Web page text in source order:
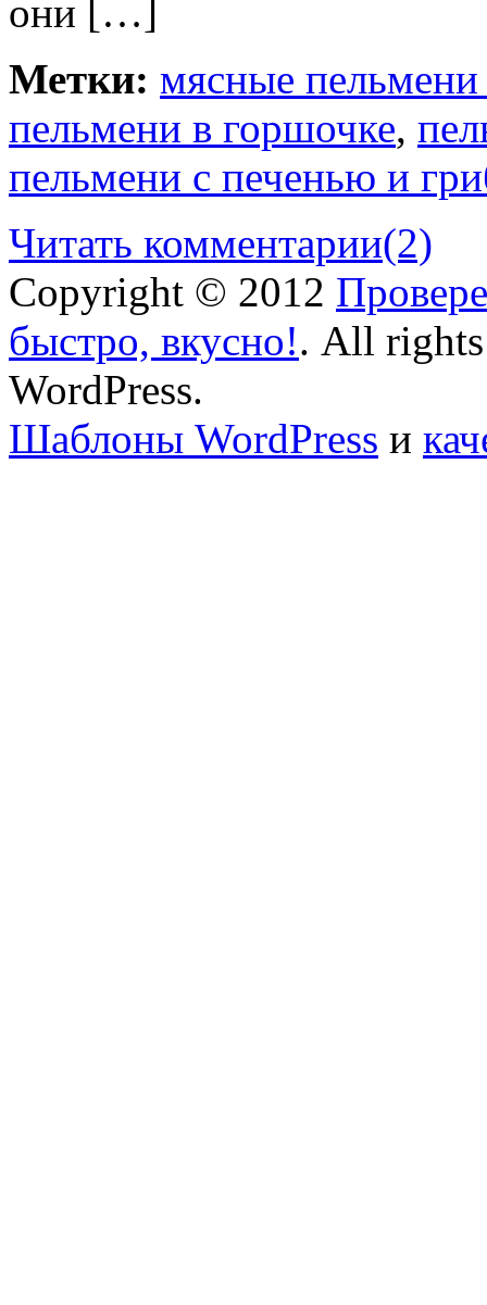
они […]
Метки: мясные
пельмени в горшочке,
пельмени с печенью и
Читать комментарии(2)
Copyright © 2012
быстро, вкусно!. All rights
WordPress.
Шаблоны WordPress и